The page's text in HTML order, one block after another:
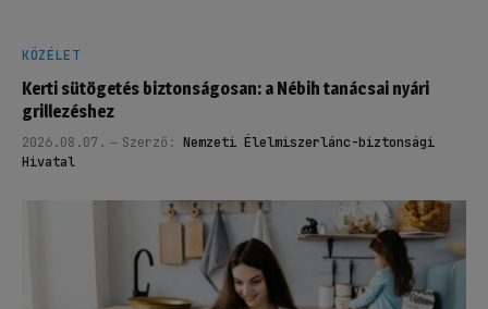
KÖZÉLET
Kerti sütögetés biztonságosan: a Nébih tanácsai nyári
grillezéshez
2026.08.07. Szerző: Nemzeti Élelmiszerlánc-biztonsági
Hivatal